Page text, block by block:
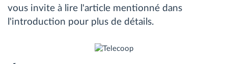
vous invite à lire l'article mentionné dans
l'introduction pour plus de détails.